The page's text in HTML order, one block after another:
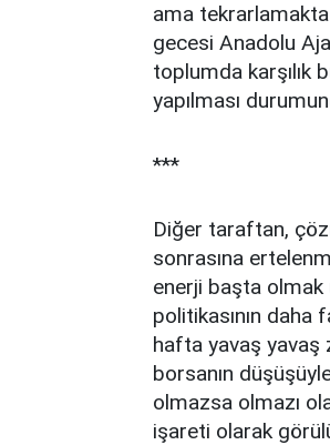
ama
gecesi Anadolu
toplumda karşılık
yapılması
***
Diğer taraftan,
sonrasına
enerji başta olmak
politikasının
hafta yavaş yavaş
borsanın
olmazsa olmazı
işareti olarak